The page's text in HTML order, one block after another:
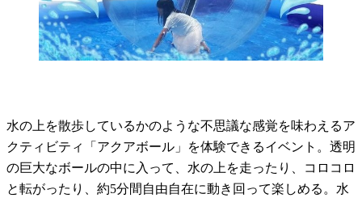
水の上を散歩しているかのような不思議な感覚を味わえるア
クティビティ「アクアボール」を体験できるイベント。透明
の巨大なボールの中に入って、水の上を走ったり、コロコロ
と転がったり、約5分間自由自在に動き回って楽しめる。水